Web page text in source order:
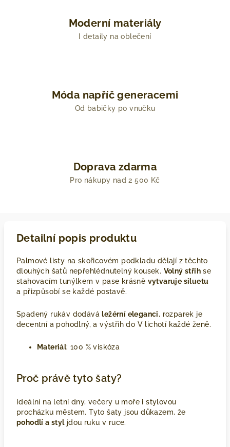
Moderní materiály
I detaily na oblečení
Móda napříč generacemi
Od babičky po vnučku
Doprava zdarma
Pro nákupy nad 2 500 Kč
Detailní popis produktu
Palmové listy na skořicovém podkladu dělají z těchto
dlouhých šatů nepřehlédnutelný kousek. Volný střih se
stahovacím tunýlkem v pase krásně vytvaruje siluetu
a přizpůsobí se každé postavě.
Spadený rukáv dodává ležérní eleganci, rozparek je
decentní a pohodlný, a výstřih do V lichotí každé ženě.
Materiál: 100 % viskóza
Proč právě tyto šaty?
Ideální na letní dny, večery u moře i stylovou
procházku městem. Tyto šaty jsou důkazem, že
pohodlí a styljdou ruku v ruce.